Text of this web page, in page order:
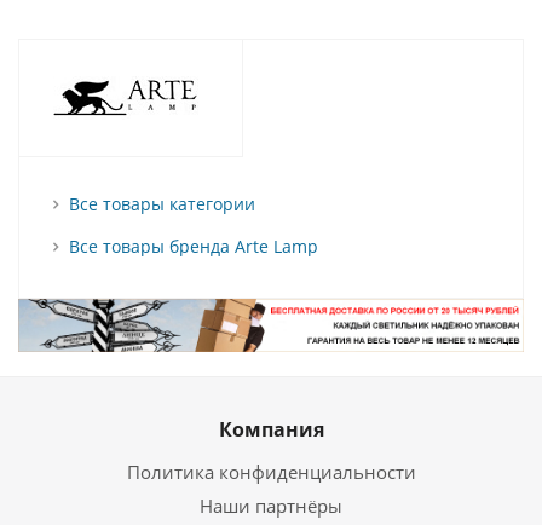
Все товары категории
Все товары бренда Arte Lamp
Компания
Политика конфиденциальности
Наши партнёры